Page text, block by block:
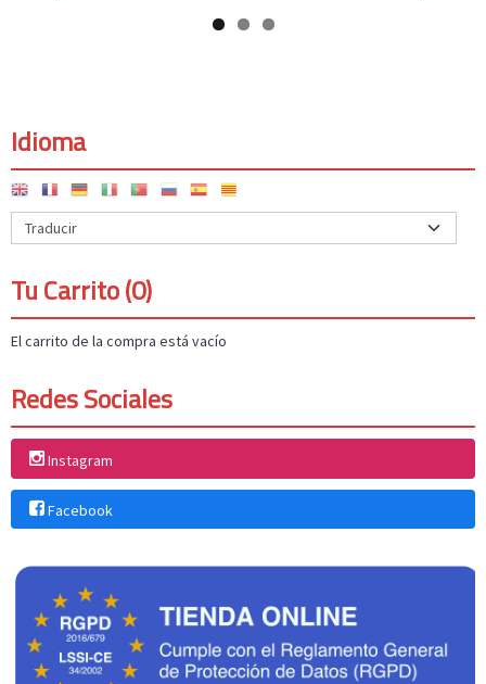
Idioma
Tu Carrito (0)
El carrito de la compra está vacío
Redes Sociales
Instagram
Facebook